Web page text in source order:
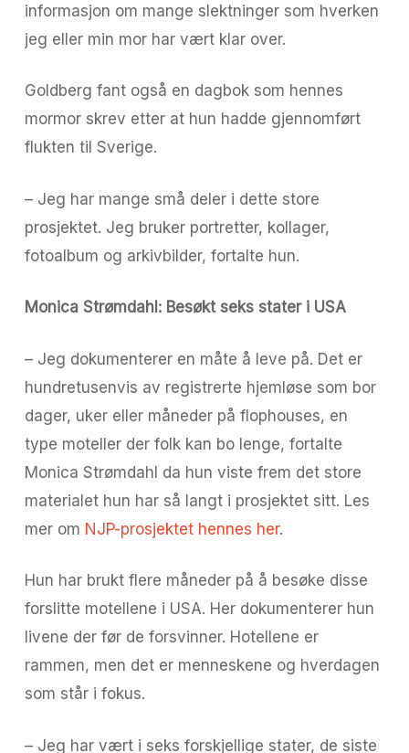
informasjon om mange slektninger som hverken
jeg eller min mor har vært klar over.
Goldberg fant også en dagbok som hennes
mormor skrev etter at hun hadde gjennomført
flukten til Sverige.
– Jeg har mange små deler i dette store
prosjektet. Jeg bruker portretter, kollager,
fotoalbum og arkivbilder, fortalte hun.
Monica Strømdahl: Besøkt seks stater i USA
– Jeg dokumenterer en måte å leve på. Det er
hundretusenvis av registrerte hjemløse som bor
dager, uker eller måneder på flophouses, en
type moteller der folk kan bo lenge, fortalte
Monica Strømdahl da hun viste frem det store
materialet hun har så langt i prosjektet sitt. Les
mer om NJP-prosjektet hennes her.
Hun har brukt flere måneder på å besøke disse
forslitte motellene i USA. Her dokumenterer hun
livene der før de forsvinner. Hotellene er
rammen, men det er menneskene og hverdagen
som står i fokus.
– Jeg har vært i seks forskjellige stater, de siste